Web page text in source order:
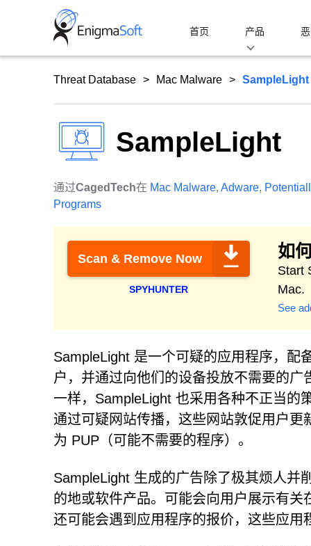
首页 产品
Threat Database Mac Malware SampleLight
SampleLight
通过CagedTech在 Mac Malware, Adware,
Programs
Scan & Remove Now
SPYHUNTER
如
Start
Mac.
See
SampleLight 是一个可疑的应用程序，配
户，并通过向他们的设备投放不需要的
一样，SampleLight 也采用各种不正当的
通过可疑网站传播，这些网站敦促用户
为 PUP（可能不需要的程序）。
SampleLight 生成的广告除了极其烦人并
的地或软件产品。可能会向用户展示有
还可能会遇到应用程序的报价，这些应